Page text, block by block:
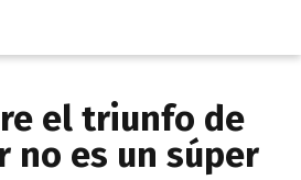
el triunfo de
no es un súper